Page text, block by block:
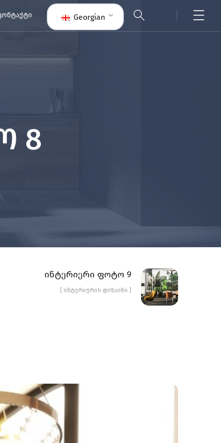
Georgian
8
ინტერიერი ფოტო 9
[ ᲘᲜᲢᲔᲠᲘᲔᲠᲘᲡ ᲓᲘᲖᲐᲘᲜᲘ ]